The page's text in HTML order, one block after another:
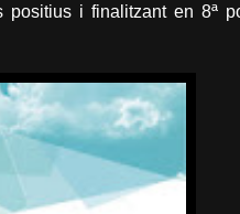
i finalitzant en 8ª